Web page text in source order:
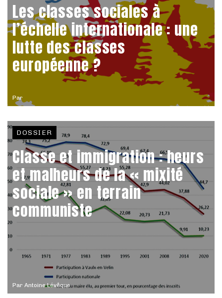
Par
Les classes sociales à
l’échelle internationale : une
lutte des classes
européenne ?
Par Antoine Lévêque
DOSSIER
Classe et immigration : heurs
et malheurs de la « mixité
sociale » en terrain
communiste